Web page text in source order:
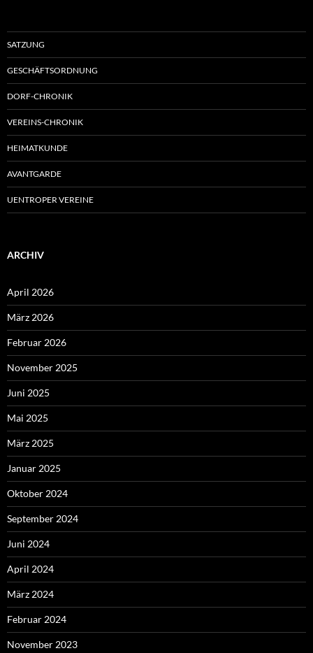
SATZUNG
GESCHÄFTSORDNUNG
DORF-CHRONIK
VEREINS-CHRONIK
HEIMATKUNDE
AVANTGARDE
UENTROPER VEREINE
ARCHIV
April 2026
März 2026
Februar 2026
November 2025
Juni 2025
Mai 2025
März 2025
Januar 2025
Oktober 2024
September 2024
Juni 2024
April 2024
März 2024
Februar 2024
November 2023